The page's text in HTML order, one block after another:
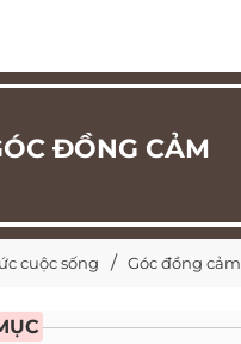
ĐỒNG CẢM
cuộc sống Góc đồng cảm